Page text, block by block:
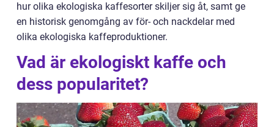
hur olika ekologiska kaffesorter skiljer sig åt, samt ge
en historisk genomgång av för- och nackdelar med
olika ekologiska kaffeproduktioner.
Vad är ekologiskt kaffe och
dess popularitet?